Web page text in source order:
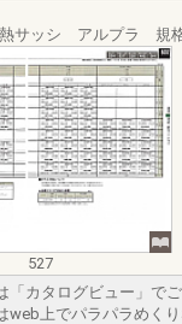
サッシ アルプラ 規
527
「カタログビュー」で
web上でパラパラめく